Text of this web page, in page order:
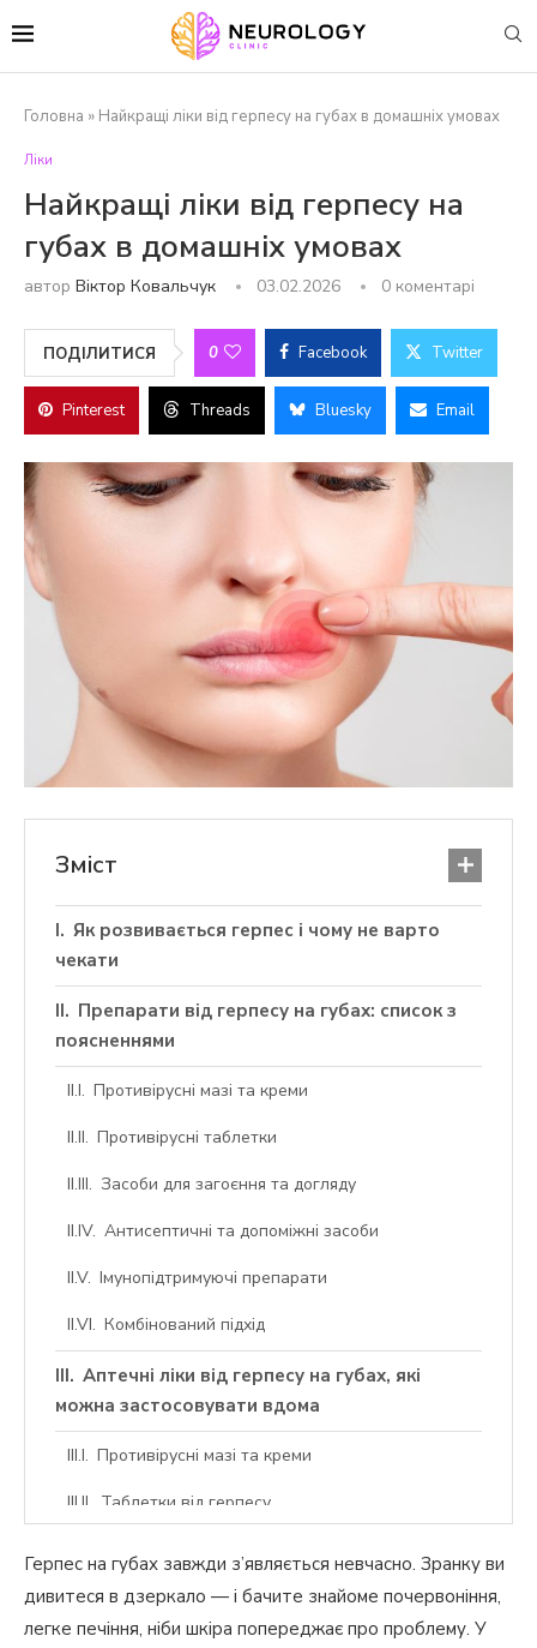
Головна » Найкращі ліки від герпесу на губах в домашніх умовах
Ліки
Найкращі ліки від герпесу на
губах в домашніх умовах
автор Віктор Ковальчук 03.02.2026 0 коментарі
ПОДІЛИТИСЯ 0 Facebook Twitter
Pinterest Threads Bluesky Email
Зміст
Як розвивається герпес і чому не варто
чекати
Препарати від герпесу на губах: список з
поясненнями
Противірусні мазі та креми
Противірусні таблетки
Засоби для загоєння та догляду
Антисептичні та допоміжні засоби
Імунопідтримуючі препарати
Комбінований підхід
Аптечні ліки від герпесу на губах, які
можна застосовувати вдома
Противірусні мазі та креми
Таблетки від герпесу
Лікування герпесу в домашніх умовах без
аптечних препаратів
Холодні компреси
Герпес на губах завжди з’являється невчасно. Зранку ви
дивитеся в дзеркало — і бачите знайоме почервоніння,
легке печіння, ніби шкіра попереджає про проблему. У